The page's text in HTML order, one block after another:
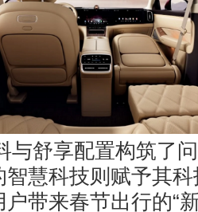
与舒享配置构筑了
智慧科技则赋予其
带来春节出行的“